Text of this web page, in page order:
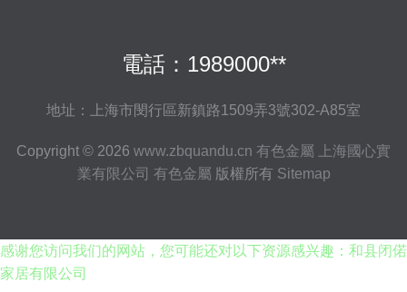
電話：1989000**
地址：上海市閔行區新鎮路1509弄3號302-A85室
Copyright © 2026 www.zbquandu.cn 有色金屬
上海國心實
業有限公司 有色金屬 版權所有 Sitemap
感谢您访问我们的网站，您可能还对以下资源感兴趣：和县闭偌
家居有限公司